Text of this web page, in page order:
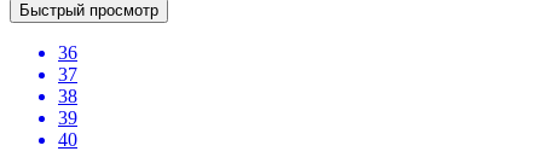
Быстрый просмотр
36
37
38
39
40